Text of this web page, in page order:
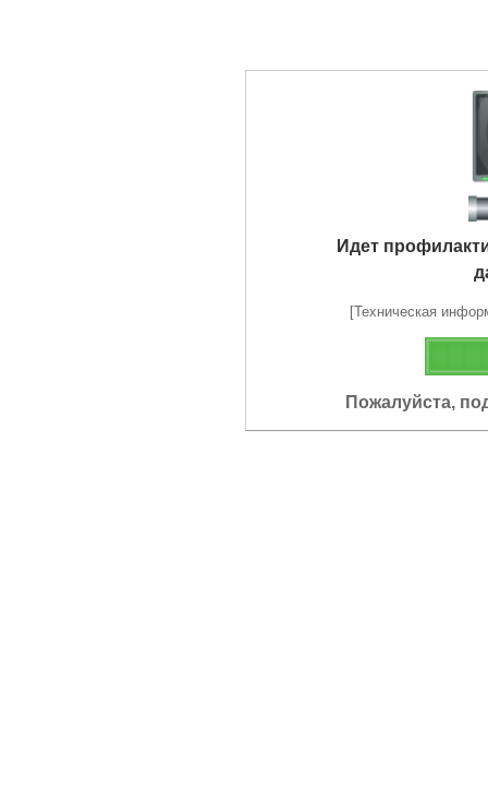
Идет
[Техническая
Пожалуйста,